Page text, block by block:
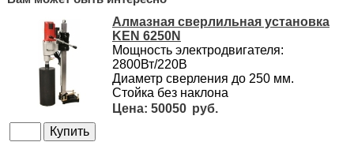
Алмазная сверлильная установка
KEN 6250N
Мощность электродвигателя:
2800Вт/220В
Диаметр сверления до 250 мм.
Стойка без наклона
50050